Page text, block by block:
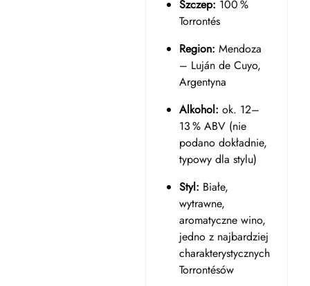
Szczep: 100 %
Torrontés
Region: Mendoza
– Luján de Cuyo,
Argentyna
Alkohol: ok. 12–
13 % ABV (nie
podano dokładnie,
typowy dla stylu)
Styl: Białe,
wytrawne,
aromatyczne wino,
jedno z najbardziej
charakterystycznych
Torrontésów